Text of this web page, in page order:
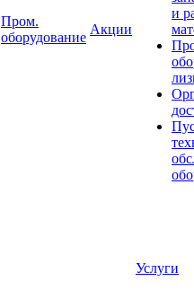
Пром.
оборудование
Акции
и
Услуги